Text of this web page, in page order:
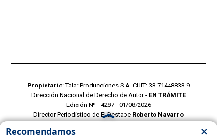
Propietario: Talar Producciones S.A. CUIT: 33-71448833-9
Dirección Nacional de Derecho de Autor - EN TRÁMITE
Edición Nº - 4287 - 01/08/2026
Director Periodístico de El Destape Roberto Navarro